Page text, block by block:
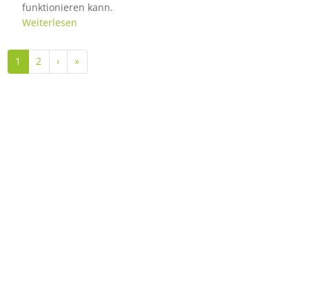
funktionieren kann.
Weiterlesen
Seitennummerierung
1 2 ›Nächste Seite
»Letzte Seite